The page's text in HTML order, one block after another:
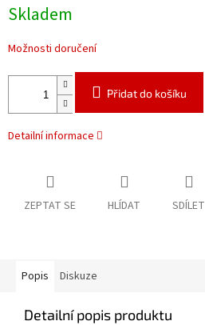
cena:
Skladem
Možnosti doručení
Přidat do košíku
Detailní informace
ZEPTAT SE HLÍDAT SDÍLET
Popis Diskuze
Detailní popis produktu